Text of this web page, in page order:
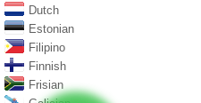
Dutch
Estonian
Filipino
Finnish
Frisian